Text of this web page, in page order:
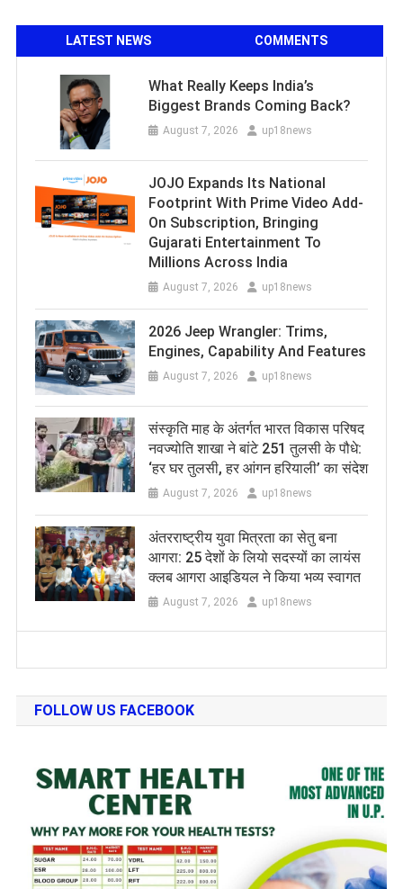
LATEST NEWS COMMENTS
What Really Keeps India’s
Biggest Brands Coming Back?
August 7, 2026 up18news
JOJO Expands Its National
Footprint With Prime Video Add-
On Subscription, Bringing
Gujarati Entertainment To
Millions Across India
August 7, 2026 up18news
2026 Jeep Wrangler: Trims,
Engines, Capability And Features
August 7, 2026 up18news
संस्कृति माह के अंतर्गत भारत विकास परिषद
नवज्योति शाखा ने बांटे 251 तुलसी के पौधे:
‘हर घर तुलसी, हर आंगन हरियाली’ का संदेश
August 7, 2026 up18news
अंतरराष्ट्रीय युवा मित्रता का सेतु बना
आगरा: 25 देशों के लियो सदस्यों का लायंस
क्लब आगरा आइडियल ने किया भव्य स्वागत
August 7, 2026 up18news
FOLLOW US FACEBOOK